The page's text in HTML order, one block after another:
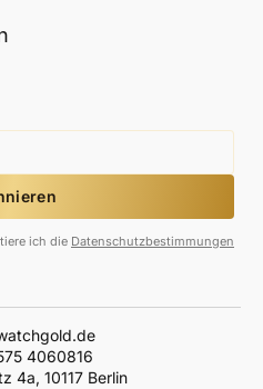
ich die Datenschutzbestimmungen
4060816
4a, 10117 Berlin